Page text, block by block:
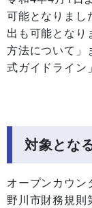
可能となりまし
出も可能となり
方法について」
式ガイドライン
対象とな
オープンカウン
野川市財務規則